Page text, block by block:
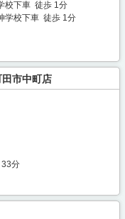
校下車 徒歩 1分
学校下車 徒歩 1分
市中町店
分